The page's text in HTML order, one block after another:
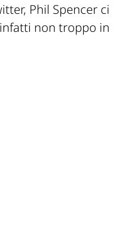
Phil Spencer ci
non troppo in